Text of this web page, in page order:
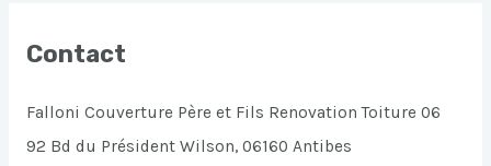
Contact
Falloni Couverture Père et Fils Renovation Toiture 06
92 Bd du Président Wilson, 06160 Antibes